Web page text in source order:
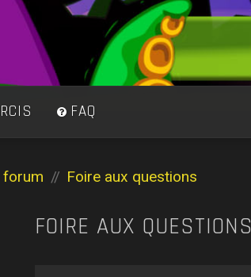
FAQ
forum Foire aux questions
FOIRE AUX QUESTIONS